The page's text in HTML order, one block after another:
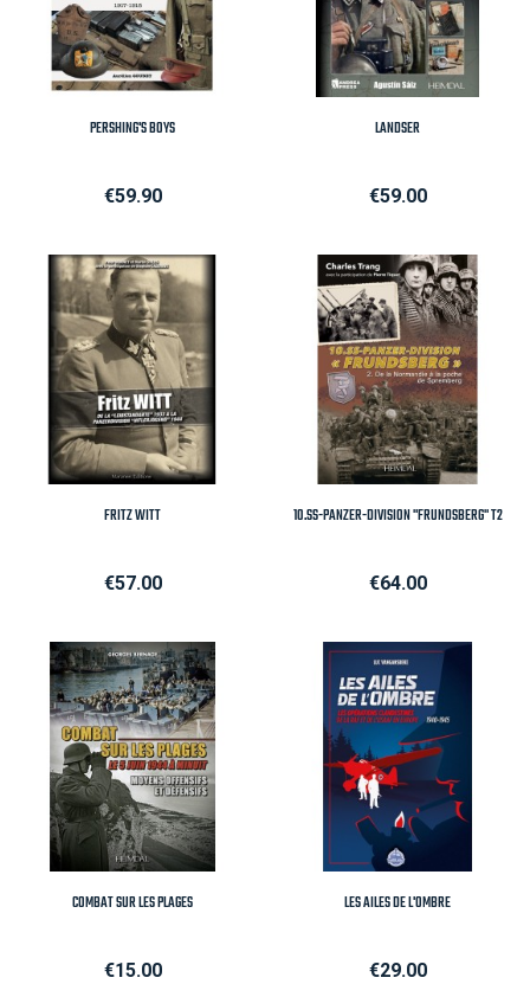
PERSHING'S BOYS
Price
€59.90
LANDSER
Price
€59.00
FRITZ WITT
Price
€57.00
10.SS-PANZER-DIVISION "FRUNDSBERG" T2
Price
€64.00
COMBAT SUR LES PLAGES
Price
€15.00
LES AILES DE L'OMBRE
Price
€29.00